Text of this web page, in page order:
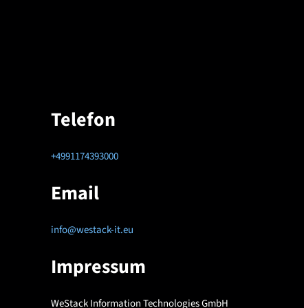
Telefon
+4991174393000
Email
info@westack-it.eu
Impressum
WeStack Information Technologies GmbH